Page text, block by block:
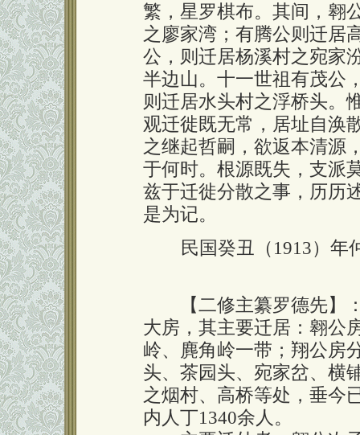
繁，星罗棋布。其间，翱
之廖家湾；有腾公则迁居
公，则迁居杨溪村之宛家
半边山。十一世祖有茂公
则迁居水头村之浮桥头。
观迁徙既无常，居址自涣
之继起哲嗣，欲返本清源
于何时。根源既失，支派
兹于迁徙分散之事，历历
是为记。
民国癸丑（1913）
【二修主纂罗德先】：
大房，其主要迁居：翱公
岭、麂角岭一带；翔公房
头、茶园头、宛家岔、横
之烟村、高桥等处，垂今
内人丁1340余人。